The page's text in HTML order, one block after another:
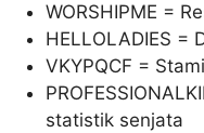
WORSHIPME =
HELLOLADIES =
VKYPQCF =
statistik senjata